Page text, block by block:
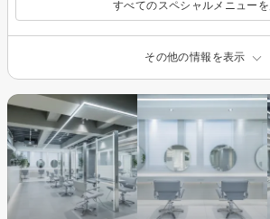
すべてのスペシャルメニュー
その他の情報を表示